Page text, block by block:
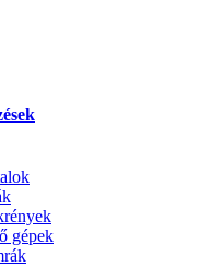
gépek